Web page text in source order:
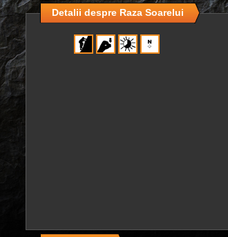
Detalii despre Raza Soarelui